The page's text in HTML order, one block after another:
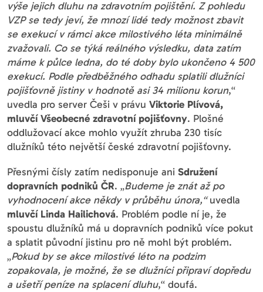
výše jejich dluhu na zdravotním pojištění. Z pohledu
VZP se tedy jeví, že mnozí lidé tedy možnost zbavit
se exekucí v rámci akce milostivého léta minimálně
zvažovali. Co se týká reálného výsledku, data zatím
máme k půlce ledna, do té doby bylo ukončeno 4 500
exekucí. Podle předběžného odhadu splatili dlužníci
pojišťovně jistiny v hodnotě asi 34 milionu korun,“
uvedla pro server Češi v právu Viktorie Plívová,
mluvčí Všeobecné zdravotní pojišťovny. Plošné
oddlužovací akce mohlo využít zhruba 230 tisíc
dlužníků této největší české zdravotní pojišťovny.
Přesnými čísly zatím nedisponuje ani Sdružení
dopravních podniků ČR. „Budeme je znát až po
vyhodnocení akce někdy v průběhu února,“uvedla
mluvčí Linda Hailichová. Problém podle ní je, že
spoustu dlužníků má u dopravních podniků více pokut
a splatit původní jistinu pro ně mohl být problém.
„Pokud by se akce milostivé léto na podzim
zopakovala, je možné, že se dlužníci připraví dopředu
a ušetří peníze na splacení dluhu,“ doufá.